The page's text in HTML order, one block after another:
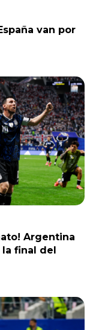
van por
Argentina
final del